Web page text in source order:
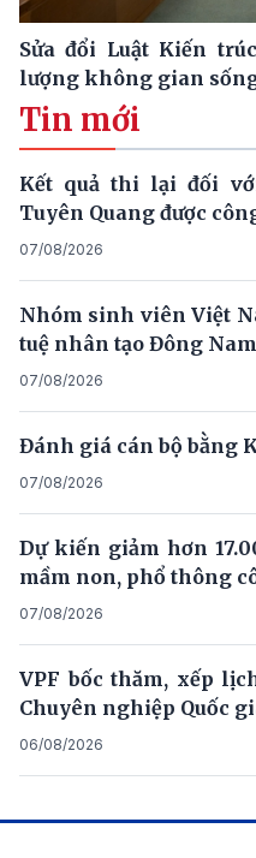
Sửa đổi Luật Kiến
lượng không gian
Tin mới
Kết quả thi lại đối
Tuyên Quang được
07/08/2026
Nhóm sinh viên Việt
tuệ nhân tạo Đông
07/08/2026
Đánh giá cán bộ bằng
07/08/2026
Dự kiến giảm hơn
mầm non, phổ thông
07/08/2026
VPF bốc thăm, xếp
Chuyên nghiệp Quốc
06/08/2026